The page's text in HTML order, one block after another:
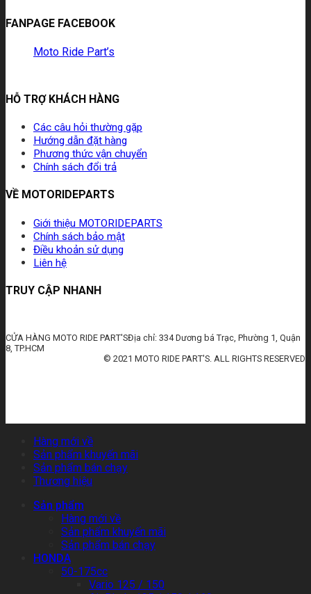
FANPAGE FACEBOOK
Moto Ride Part’s
HỖ TRỢ KHÁCH HÀNG
Các câu hỏi thường gặp
Hướng dẫn đặt hàng
Phương thức vận chuyển
Chính sách đổi trả
VỀ MOTORIDEPARTS
Giới thiệu MOTORIDEPARTS
Chính sách bảo mật
Điều khoản sử dụng
Liên hệ
TRUY CẬP NHANH
CỬA HÀNG MOTO RIDE PART'SĐịa chỉ: 334 Dương bá Trạc, Phường 1, Quận
8, TP.HCM
© 2021 MOTO RIDE PART'S. ALL RIGHTS RESERVED
Hàng mới về
Sản phẩm khuyến mãi
Sản phẩm bán chạy
Thương hiệu
Sản phẩm
Hàng mới về
Sản phẩm khuyến mãi
Sản phẩm bán chạy
HONDA
50-175cc
Vario 125 / 150